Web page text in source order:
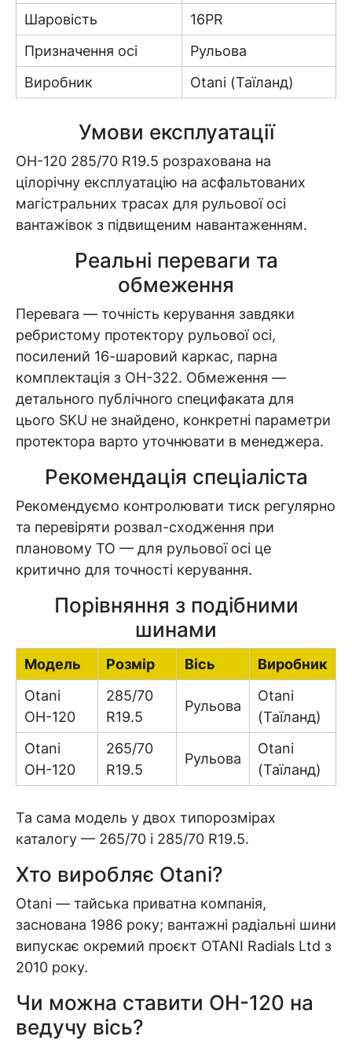
Шаровість
16PR
Призначення осі
Рульова
Виробник
Otani (Таїланд)
Умови експлуатації
OH-120 285/70 R19.5 розрахована на
цілорічну експлуатацію на асфальтованих
магістральних трасах для рульової осі
вантажівок з підвищеним навантаженням.
Реальні переваги та
обмеження
Перевага — точність керування завдяки
ребристому протектору рульової осі,
посилений 16-шаровий каркас, парна
комплектація з OH-322. Обмеження —
детального публічного специфаката для
цього SKU не знайдено, конкретні параметри
протектора варто уточнювати в менеджера.
Рекомендація спеціаліста
Рекомендуємо контролювати тиск регулярно
та перевіряти розвал-сходження при
плановому ТО — для рульової осі це
критично для точності керування.
Порівняння з подібними
шинами
Модель Розмір Вісь
Виробник
Otani
OH-120
285/70
R19.5
Рульова
Otani
(Таїланд)
Otani
OH-120
265/70
R19.5
Рульова
Otani
(Таїланд)
Та сама модель у двох типорозмірах
каталогу — 265/70 і 285/70 R19.5.
Хто виробляє Otani?
Otani — тайська приватна компанія,
заснована 1986 року; вантажні радіальні шини
випускає окремий проєкт OTANI Radials Ltd з
2010 року.
Чи можна ставити OH-120 на
ведучу вісь?